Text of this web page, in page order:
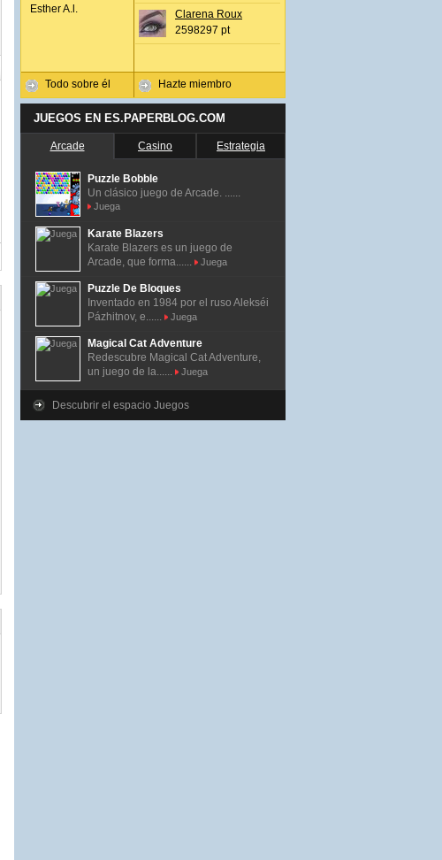
Esther A.l.
Todo sobre él
Clarena Roux
2598297 pt
Hazte miembro
JUEGOS EN ES.PAPERBLOG.COM
Arcade Casino Estrategia
Puzzle Bobble
Un clásico juego de Arcade. ......
Juega
Karate Blazers
Karate Blazers es un juego de
Arcade, que forma......
Juega
Puzzle De Bloques
Inventado en 1984 por el ruso Alekséi
Pázhitnov, e......
Juega
Magical Cat Adventure
Redescubre Magical Cat Adventure,
un juego de la......
Juega
Descubrir el espacio Juegos